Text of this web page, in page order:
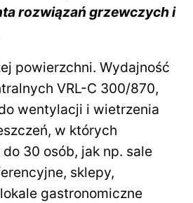
rozwiązań grzewczych i
powierzchni. Wydajność
VRL-C 300/870,
wentylacji i wietrzenia
w których
30 osób, jak np. sale
sklepy,
gastronomiczne